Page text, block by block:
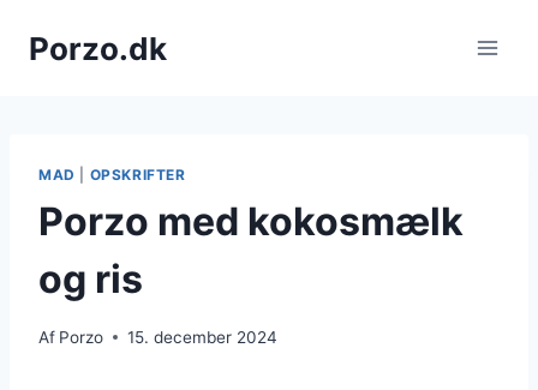
Porzo.dk
MAD OPSKRIFTER
Porzo med kokosmælk
og ris
Af Porzo 15. december 2024